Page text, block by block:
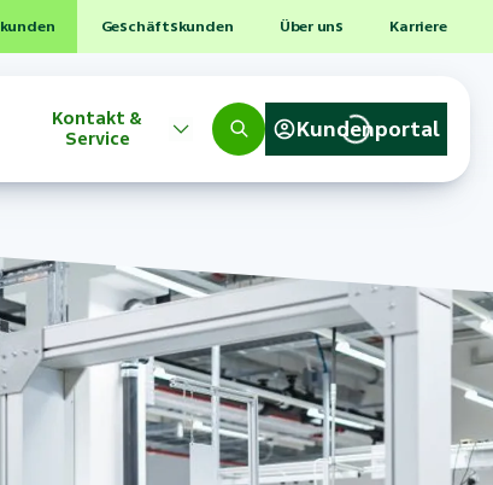
Geschäftskunden Über uns Karriere
Kontakt &
Service
Kundenportal